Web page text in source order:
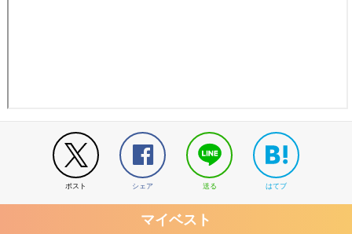
ポスト シェア 送る はてブ
マイベスト